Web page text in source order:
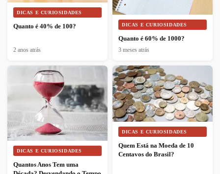
DICAS E CURIOSIDADES
Quanto é 40% de 100?
2 anos atrás
DICAS E CURIOSIDADES
Quanto é 60% de 1000?
3 meses atrás
DICAS E CURIOSIDADES
Quantos Anos Tem uma
DICAS E CURIOSIDADES
Quem Está na Moeda de 10
Centavos do Brasil?